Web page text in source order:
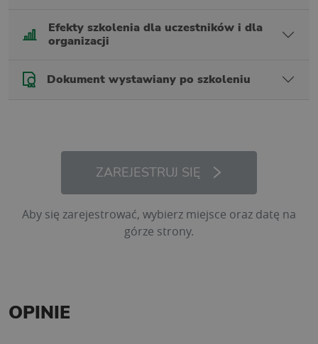
Efekty szkolenia dla uczestników i dla
organizacji
Dokument wystawiany po szkoleniu
ZAREJESTRUJ SIĘ
Aby się zarejestrować, wybierz miejsce oraz datę na
górze strony.
OPINIE